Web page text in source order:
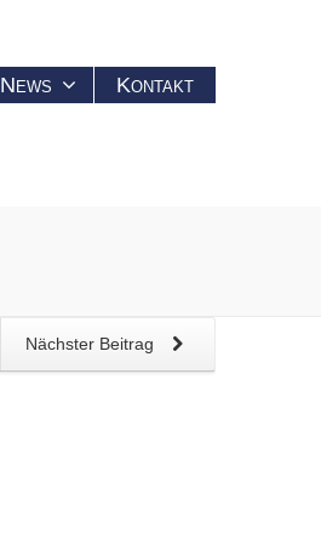
News Kontakt
Nächster Beitrag